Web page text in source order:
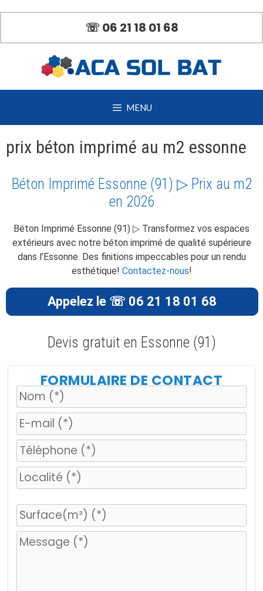
contenu
☏ 06 21 18 01 68
MENU
prix béton imprimé au m2 essonne
Béton Imprimé Essonne (91) ▷ Prix au m2
en 2026
Béton Imprimé Essonne (91) ▷ Transformez vos espaces
extérieurs avec notre béton imprimé de qualité supérieure
dans l’Essonne. Des finitions impeccables pour un rendu
esthétique! Contactez-nous!
Appelez le ☏ 06 21 18 01 68
Devis gratuit en Essonne (91)
FORMULAIRE DE CONTACT
u